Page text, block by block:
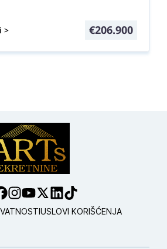
> €206.900
USLOVI KORIŠĆENJA